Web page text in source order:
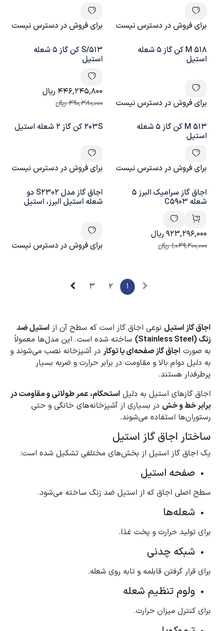
برای فروش در دسترس نیست برای فروش در دسترس نیست
518 M کن گاز 5 شعله
استیل
برای فروش در دسترس نیست
513/S کن گاز 5 شعله
استیل
446,245,800 ریال
490,380,000ریال
513 M کن گاز 5 شعله
استیل
برای فروش در دسترس نیست
203S کن گاز 2 شعله استیل
برای فروش در دسترس نیست
اجاق گاز سرامیک البرز 5
شعله C5903
923,296,000 ریال
1,049,200,000ریال
اجاق گاز مدل S2302 دو
شعله استیل البرز، استیل
برای فروش در دسترس نیست
1
2
3
اجاق گاز استیل نوعی اجاق گاز است که سطح آن از استیل ضد
زنگ (Stainless Steel)
ساخته شده است. این مدل‌ها معمولاً
به صورت اجاق گاز صفحه‌ای یا توکار در آشپزخانه نصب می‌شوند و
به دلیل دوام بالا و مقاومت در برابر حرارت و ضربه بسیار
پرطرفدار هستند.
اجاق گازهای استیل به دلیل استحکام، عمر طولانی و مقاومت در
برابر خط و خش در بسیاری از آشپزخانه‌های خانگی و حتی
رستوران‌ها استفاده می‌شوند.
ساختار اجاق گاز استیل
یک اجاق گاز استیل از بخش‌های مختلفی تشکیل شده است:
صفحه استیل
سطح اصلی اجاق که از استیل ضد زنگ ساخته می‌شود.
شعله‌ها
برای تولید حرارت و پخت غذا.
شبکه چدنی
برای قرار گرفتن قابلمه و تابه روی شعله.
ولوم تنظیم شعله
برای کنترل میزان حرارت.